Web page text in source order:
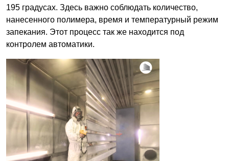
195 градусах. Здесь важно соблюдать количество,
нанесенного полимера, время и температурный режим
запекания. Этот процесс так же находится под
контролем автоматики.